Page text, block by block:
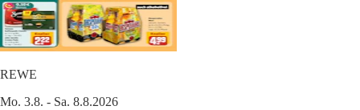
REWE
Mo. 3.8. - Sa. 8.8.2026